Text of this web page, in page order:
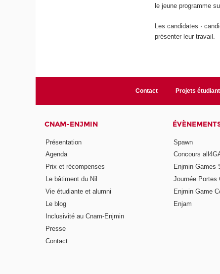
le jeune programme
Les candidates ·
présenter leur travail.
Contact Projets
CNAM-ENJMIN
Présentation
Agenda
Prix et récompenses
Le bâtiment du Nil
Vie étudiante et alumni
Le blog
Inclusivité au Cnam-Enjmin
Presse
Contact
Spawn
Concours
Enjmin Games
Journée Portes
Enjmin Game
Enjam